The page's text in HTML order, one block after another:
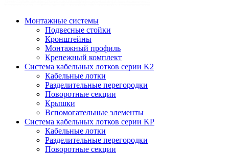
Монтажные системы
Подвесные стойки
Кронштейны
Монтажный профиль
Крепежный комплект
Система кабельных лотков серии K2
Кабельные лотки
Разделительные перегородки
Поворотные секции
Крышки
Вспомогательные элементы
Система кабельных лотков серии KР
Кабельные лотки
Разделительные перегородки
Поворотные секции